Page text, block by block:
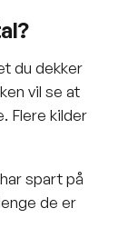
du dekker
vil se at
Flere kilder
spart på
de er